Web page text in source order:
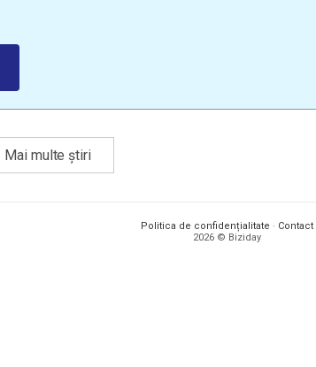
Mai multe știri
Politica de confidențialitate · Contact
2026 © Biziday